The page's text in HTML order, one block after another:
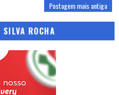
Postagem mais antiga
ROCHA